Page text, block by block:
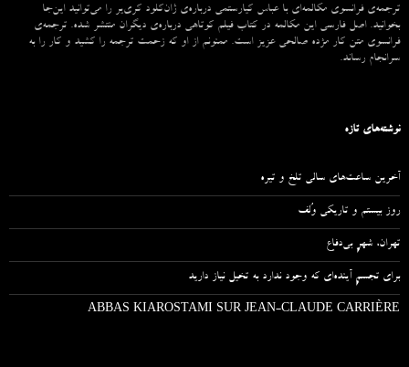
ترجمه‌ی فرانسوی مکالمه‌ای با عباس کیارستمی درباره‌ی ژان‌کلود کری‌یر را می‌توانید این‌جا
بخوانید. اصل فارسی این مکالمه در کتاب فیلم کوتاهی درباره‌ی دیگران منتشر شده. ترجمه‌ی
فرانسوی متن کار مژده صالحی عزیز است. ممنونم از او که زحمت ترجمه را کشید و کار را به
سرانجام رساند.
نوشته‌های تازه
آخرین ساعت‌های سالی تلخ و تیره
روز بیستم و تاریکی وُلف
تهران، شهرِ بی‌دفاع
برای تجسمِ آینده‌ای که وجود ندارد به تخیل نیاز دارید
ABBAS KIAROSTAMI SUR JEAN-CLAUDE CARRIÈRE